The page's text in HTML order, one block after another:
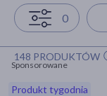
Hit 0
148 PRODUKTÓW
Sponsorowane
Produkt tygodnia